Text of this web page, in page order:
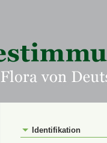
Identifikation